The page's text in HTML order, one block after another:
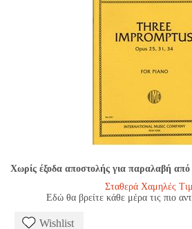
Χωρίς έξοδα αποστολής για παραλαβή
Σταθερά Χαμηλές
Εδώ θα βρείτε κάθε μέρα τις πιο
Wishlist